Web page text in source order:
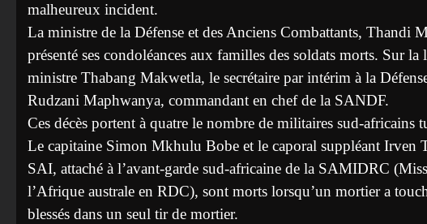
malheureux incident.
La ministre de la Défense et des Anciens Combattants, Thandi
présenté ses condoléances aux familles des soldats morts. Sur
ministre Thabang Makwetla, le secrétaire par intérim à la
Rudzani Maphwanya, commandant en chef de la SANDF.
Ces décès portent à quatre le nombre de militaires sud-africains
Le capitaine Simon Mkhulu Bobe et le caporal suppléant Irven
SAI, attaché à l’avant-garde sud-africaine de la SAMIDRC
l’Afrique australe en RDC), sont morts lorsqu’un mortier a
blessés dans un seul tir de mortier.